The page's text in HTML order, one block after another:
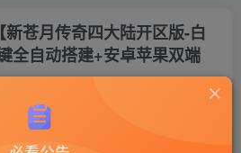
苍月传奇四大陆开区版-白
全自动搭建+安卓苹果双端